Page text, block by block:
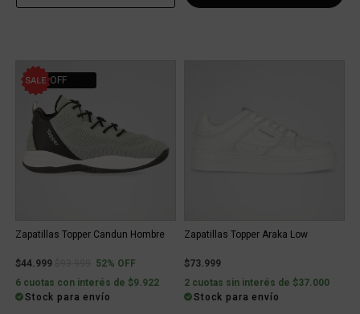
52% OFF
Zapatillas Topper Candun Hombre
$44.999 Price reduced from
to52% OFF
6 cuotas con interés de $9.922
Stock para envío
Zapatillas Topper Araka Low
$73.999
2 cuotas sin interés de $37.000
Stock para envío